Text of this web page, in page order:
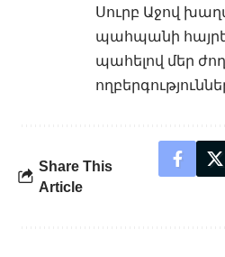
Սուրբ Աջով
պահպանի
պահելով մեր
Share This
Article